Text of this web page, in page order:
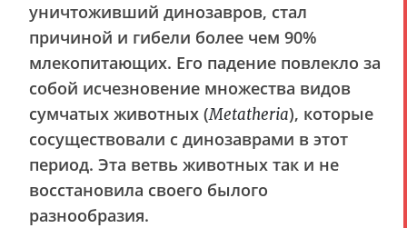
уничтоживший динозавров, стал
причиной и гибели более чем 90%
млекопитающих. Его падение повлекло за
собой исчезновение множества видов
сумчатых животных (Metatheria), которые
сосуществовали с динозаврами в этот
период. Эта ветвь животных так и не
восстановила своего былого
разнообразия.